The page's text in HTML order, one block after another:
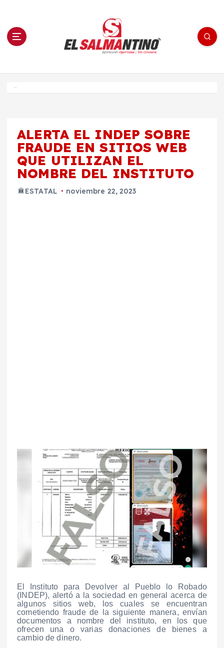
n El Salmantino - medios/noticias/editorial
ALERTA EL INDEP SOBRE
FRAUDE EN SITIOS WEB
QUE UTILIZAN EL
NOMBRE DEL INSTITUTO
ESTATAL noviembre 22, 2023
El Instituto para Devolver al Pueblo lo Robado
(INDEP), alertó a la sociedad en general acerca de
algunos sitios web, los cuales se encuentran
cometiendo fraude de la siguiente manera, envían
documentos a nombre del instituto, en los que
ofrecen una o varias donaciones de bienes a
cambio de dinero.